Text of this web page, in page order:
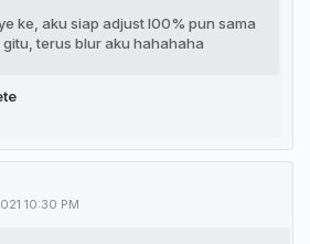
ke, aku siap adjust l00% pun sama
gitu, terus blur aku hahahaha
10:30 PM